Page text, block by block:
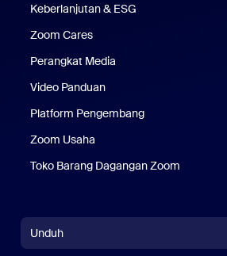
Keberlanjutan & ESG
Zoom Cares
Perangkat Media
Video Panduan
Platform Pengembang
Zoom Usaha
Toko Barang Dagangan Zoom
Unduh